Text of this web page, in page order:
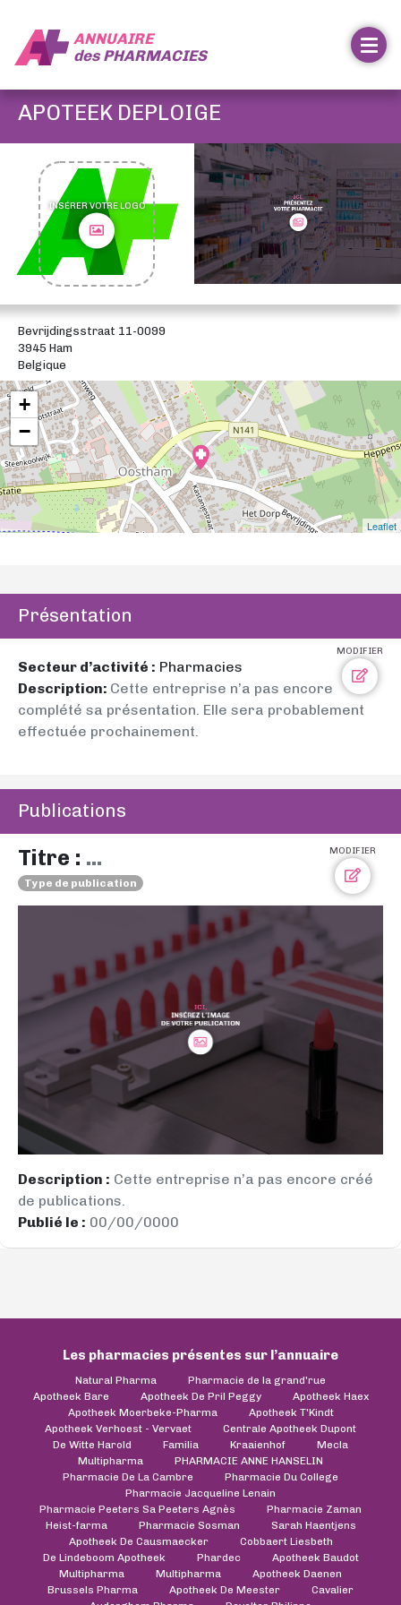
ANNUAIRE
desPHARMACIES
APOTEEK DEPLOIGE
INSÉRER VOTRE LOGO
Bevrijdingsstraat 11-0099
3945 Ham
Belgique
+
−
Leaflet
Présentation
MODIFIER
Secteur d’activité : Pharmacies
Description: Cette entreprise n’a pas encore
complété sa présentation. Elle sera probablement
effectuée prochainement.
Publications
MODIFIER
Titre : ...
Type de publication
Description : Cette entreprise n’a pas encore créé
de publications.
Publié le : 00/00/0000
Les pharmacies présentes sur l’annuaire
Natural Pharma
Pharmacie de la grand'rue
Apotheek Bare
Apotheek De Pril Peggy
Apotheek Haex
Apotheek Moerbeke-Pharma
Apotheek T'Kindt
Apotheek Verhoest - Vervaet
Centrale Apotheek Dupont
De Witte Harold
Familia Kraaienhof
Mecla
Multipharma
PHARMACIE ANNE HANSELIN
Pharmacie De La Cambre
Pharmacie Du College
Pharmacie Jacqueline Lenain
Pharmacie Peeters Sa Peeters Agnès
Pharmacie Zaman
Heist-farma
Pharmacie Sosman
Sarah Haentjens
Apotheek De Causmaecker
Cobbaert Liesbeth
De Lindeboom Apotheek
Phardec
Apotheek Baudot
Multipharma
Multipharma
Apotheek Daenen
Brussels Pharma
Apotheek De Meester
Cavalier